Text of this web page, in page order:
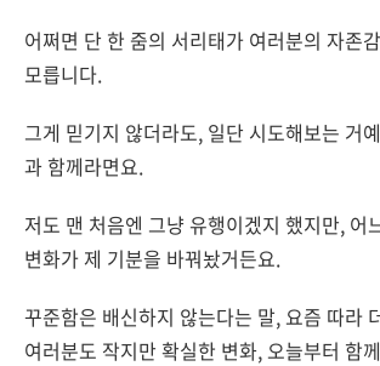
어쩌면 단 한 줌의 서리태가 여러분의 자존
모릅니다.
그게 믿기지 않더라도, 일단 시도해보는 거
과 함께라면요.
저도 맨 처음엔 그냥 유행이겠지 했지만, 어
변화가 제 기분을 바꿔놨거든요.
꾸준함은 배신하지 않는다는 말, 요즘 따라
여러분도 작지만 확실한 변화, 오늘부터 함